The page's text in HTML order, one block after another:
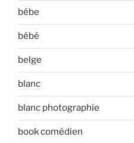
bébe
bébé
belge
blanc
blanc photographie
book comédien